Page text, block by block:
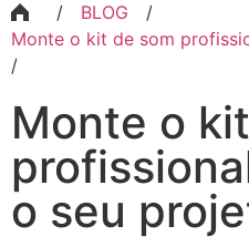
/ BLOG
/
Monte o kit de som
/
Monte o
o seu